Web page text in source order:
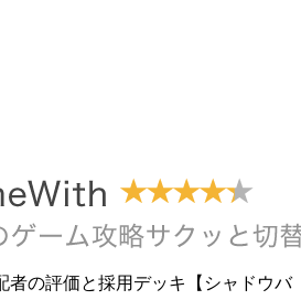
者の評価と採用デッキ【シャドウバ